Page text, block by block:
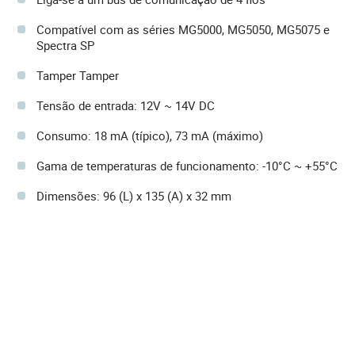
Compatível com as séries MG5000, MG5050, MG5075 e
Spectra SP
Tamper Tamper
Tensão de entrada: 12V ~ 14V DC
Consumo: 18 mA (típico), 73 mA (máximo)
Gama de temperaturas de funcionamento: -10°C ~ +55°C
Dimensões: 96 (L) x 135 (A) x 32 mm